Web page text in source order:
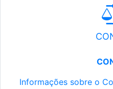
Informações sobre o